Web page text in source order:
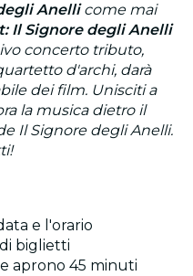
Anellicome mai
Il Signore degli Anelli
concerto tributo,
d'archi, darà
dei film. Unisciti a
la musica dietro il
Il Signore degli Anelli.
e l'orario
biglietti
aprono 45 minuti